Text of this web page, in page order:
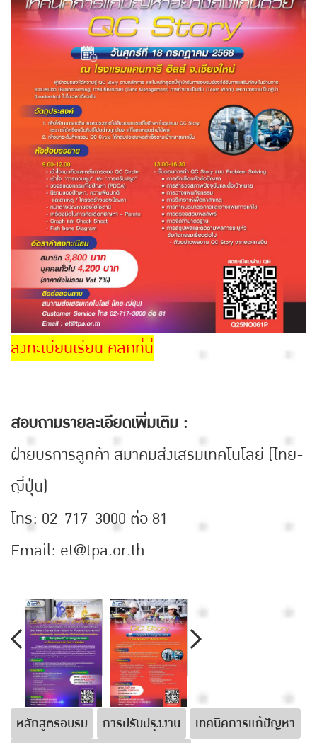
ลงทะเบียนเรียน คลิกที่นี่
สอบถามรายละเอียดเพิ่มเติม :
ฝ่ายบริการลูกค้า สมาคมส่งเสริมเทคโนโลยี (ไทย-
ญี่ปุ่น)
โทร: 02-717-3000 ต่อ 81
Email: et@tpa.or.th
หลักสูตรอบรม การปรับปรุงงาน
เทคนิคการแก้ปัญหา